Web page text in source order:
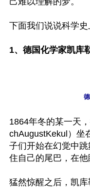
下面我们说说科学史
1、德国化学家凯库
1864年冬的某一天
chAugustKekul）坐
子们开始在幻觉中
住自己的尾巴，在他
猛然惊醒之后，凯